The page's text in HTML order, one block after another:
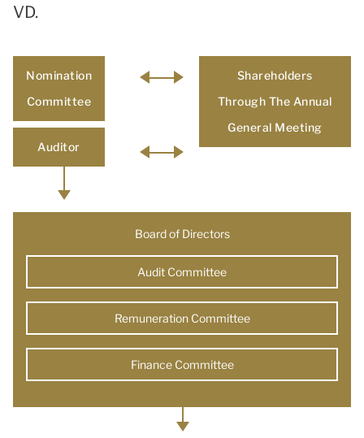
VD.
Nomination
Committee
Auditor
Shareholders
Through The Annual
General Meeting
Board of Directors
Audit Committee
Remuneration Committee
Finance Committee